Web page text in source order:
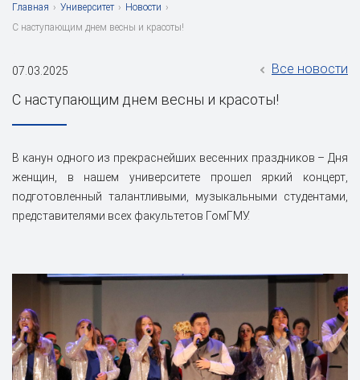
Главная › Университет › Новости ›
С наступающим днем весны и красоты!
07.03.2025 Все новости
С наступающим днем весны и красоты!
В канун одного из прекраснейших весенних праздников – Дня
женщин, в нашем университете прошел яркий концерт,
подготовленный талантливыми, музыкальными студентами,
представителями всех факультетов ГомГМУ.